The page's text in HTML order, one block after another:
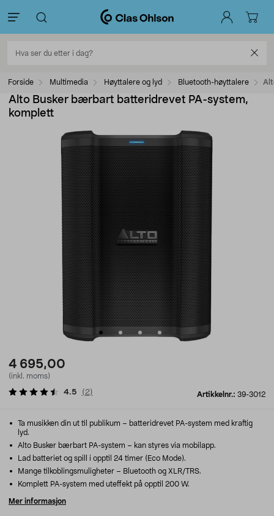
Forside Multimedia Høyttalere og lyd Bluetooth-høyttalere
Alto Busker bærbart batteridrevet PA-system,
komplett
4 695,00
(inkl. moms)
Artikkelnr.: 39-3012
4.5 ( 2)
Ta musikken din ut til publikum – batteridrevet PA-system med kraftig
lyd.
Alto Busker bærbart PA-system – kan styres via mobilapp.
Lad batteriet og spill i opptil 24 timer (Eco Mode).
Mange tilkoblingsmuligheter – Bluetooth og XLR/TRS.
Komplett PA-system med uteffekt på opptil 200 W.
Mer informasjon